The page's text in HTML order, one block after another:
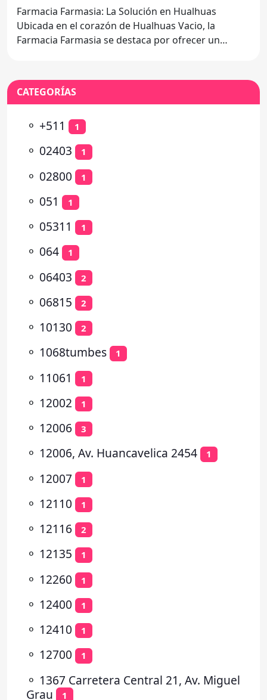
Farmacia Farmasia: La Solución en Hualhuas
Ubicada en el corazón de Hualhuas Vacio, la
Farmacia Farmasia se destaca por ofrecer un
CATEGORÍAS
⚬ +511 1
⚬ 02403 1
⚬ 02800 1
⚬ 051 1
⚬ 05311 1
⚬ 064 1
⚬ 06403 2
⚬ 06815 2
⚬ 10130 2
⚬ 1068tumbes 1
⚬ 11061 1
⚬ 12002 1
⚬ 12006 3
⚬ 12006, Av. Huancavelica 2454 1
⚬ 12007 1
⚬ 12110 1
⚬ 12116 2
⚬ 12135 1
⚬ 12260 1
⚬ 12400 1
⚬ 12410 1
⚬ 12700 1
⚬ 1367 Carretera Central 21, Av. Miguel
Grau
1